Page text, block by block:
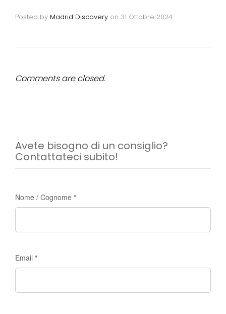
Posted by Madrid Discovery on 31 Ottobre 2024
Comments are closed.
Avete bisogno di un consiglio?
Contattateci subito!
di
-
Madrid
Discovery
Nome / Cognome *
Email *